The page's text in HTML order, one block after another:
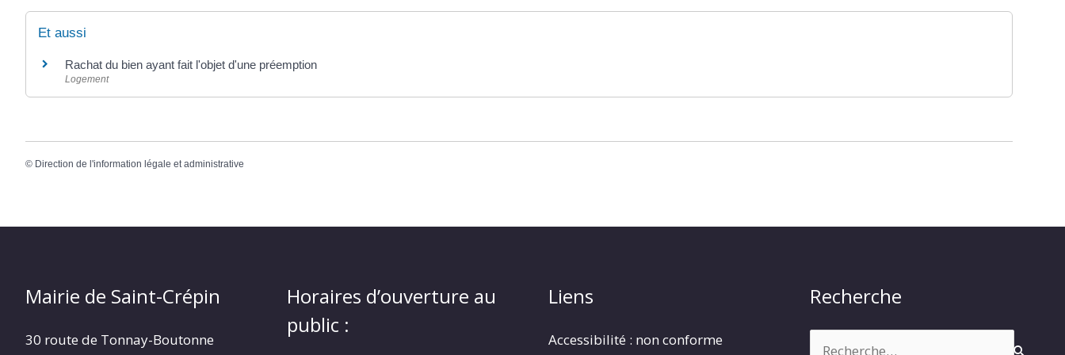
Et aussi
Rachat du bien ayant fait l'objet d'une préemption
Logement
© Direction de l'information légale et administrative
Mairie de Saint-Crépin
30 route de Tonnay-Boutonne
Horaires d’ouverture au
public :
Liens
Accessibilité : non conforme
Recherche